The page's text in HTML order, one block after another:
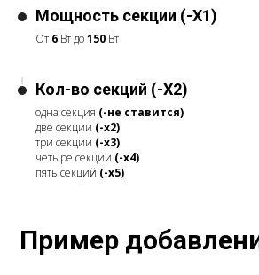
Мощность секции (-X1)
От 6 Вт до150 Вт
Кол-во секций (-X2)
одна секция (-не ставится)
две секции (-x2)
три секции (-x3)
четыре секции (-x4)
пять секций (-x5)
Пример